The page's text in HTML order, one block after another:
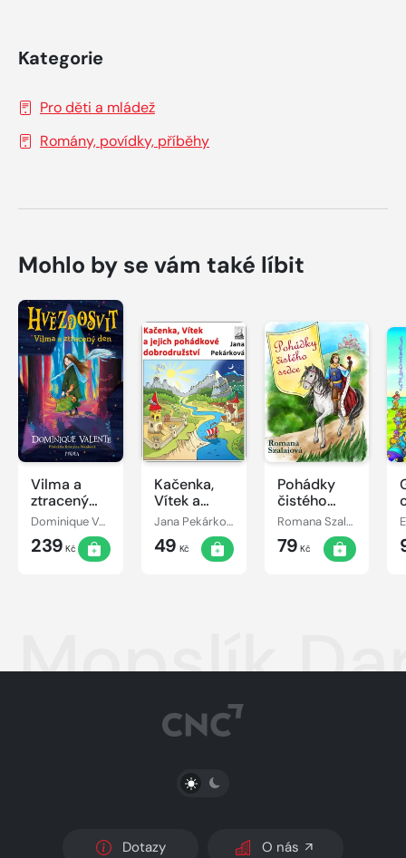
Kategorie
Pro děti a mládež
Romány, povídky, příběhy
Mohlo by se vám také líbit
Vilma a
ztracený
den
Dominique Valente
239 Kč
Kačenka,
Vítek a
jejich
pohádkové
dobrodružství
Jana Pekárková
49 Kč
Pohádky
čistého
srdce
Romana Szalaiová
79 Kč
Mopslík
PŘEPNOUT SVĚTLÝ/TMAVÝ REŽIM
Dotazy O nás